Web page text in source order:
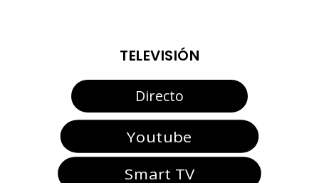
TELEVISIÓN
Directo
Youtube
Smart TV